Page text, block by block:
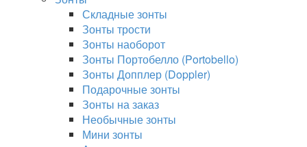
Складные зонты
Зонты трости
Зонты наоборот
Зонты Портобелло (Portobello)
Зонты Допплер (Doppler)
Подарочные зонты
Зонты на заказ
Необычные зонты
Мини зонты